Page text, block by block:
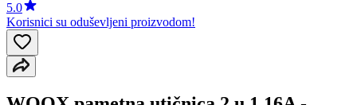
5.0
Korisnici su oduševljeni proizvodom!